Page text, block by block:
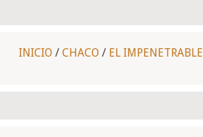
INICIO / CHACO / EL IMPENETRABLE